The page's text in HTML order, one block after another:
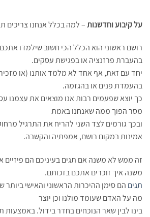
על קיבוע וחדשנות– למה בכלל אנחנו צריכים
רושם ראשוני הוא הכלל הכי חשוב שילמדו
בהעברת פרזנציה או בפגישת עסקים.
יחד עם זאת, אף אחד לא מלמד אותנו (או מזכיר
בהעמדת פנים או בהגזמה.
כך יוצא שפעמים רבות אנו מוצאים את עצמנו
מסר הפוך ממה שאנחנו באמת
ובכך גורמים לצד השני להריח את התרגיל
אמינות במקום רושם, אמפתיה והקשבה.
זה ממש לא משנה אם תגים בעיניכם הם פיזיים
משנה איך זוכרים אתכם בזכותם.
תגים הם סימן ההיכרות הראשוני והאישי ביותר
מה על האדם שעומד מולנו וכן יוצר
בינו לבין שאר הנוכחים בחדר בידול.